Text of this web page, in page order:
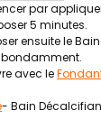
par
5 minutes.
ensuite le
avec le
- Bain